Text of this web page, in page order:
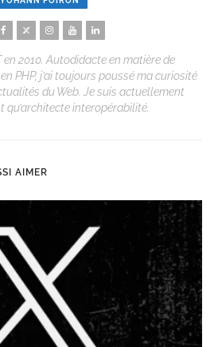
en 2010. Autodidacte en matière de
PHP, j’ai toujours poussé ma curiosité
du Web. Je suis actuellement
qu’architecte interopérabilité.
AIMER